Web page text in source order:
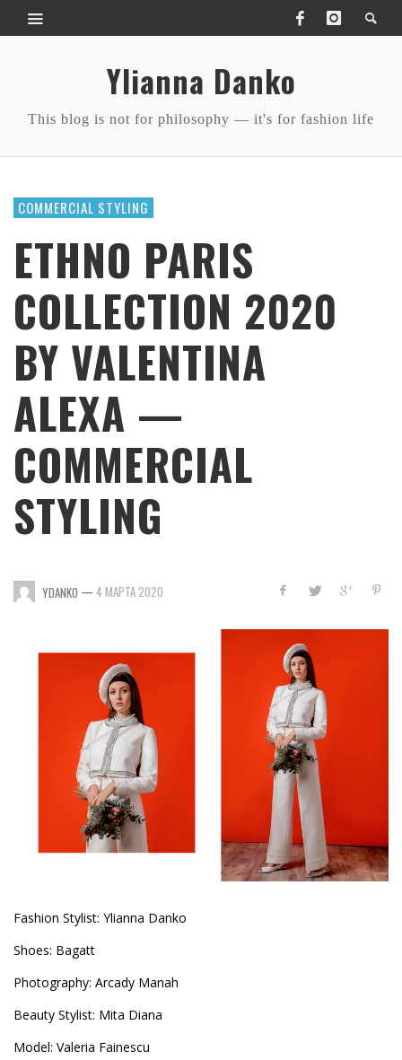
Ylianna Danko
This blog is not for philosophy — it's for fashion life
COMMERCIAL STYLING
ETHNO PARIS
COLLECTION 2020
BY VALENTINA
ALEXA —
COMMERCIAL
STYLING
YDANKO — 4 МАРТА 2020
Fashion Stylist: Ylianna Danko
Shoes: Bagatt
Photography: Arcady Manah
Beauty Stylist: Mita Diana
Model: Valeria Fainescu